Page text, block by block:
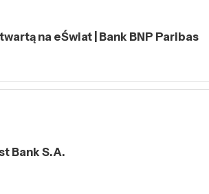
na eŚwiat | Bank BNP Paribas
Bank S.A.